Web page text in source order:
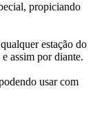
propiciando
estação do
assim por diante.
usar com